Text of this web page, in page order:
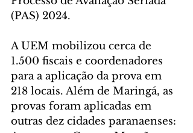
(PAS) 2024.
A UEM mobilizou cerca de
1.500 fiscais e coordenadores
para a aplicação da prova em
218 locais. Além de Maringá, as
provas foram aplicadas em
outras dez cidades paranaenses: